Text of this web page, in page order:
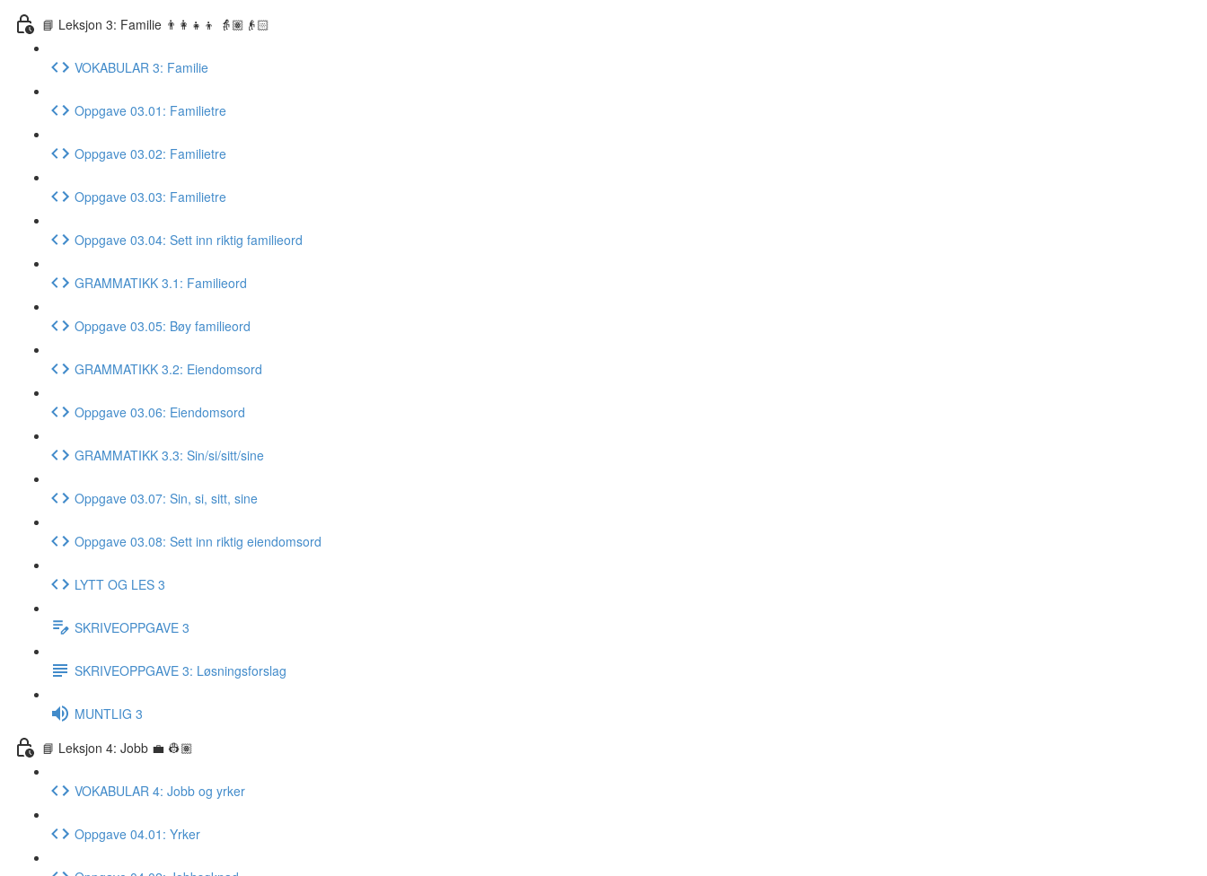
📘 Leksjon 3: Familie 👨‍👩‍👧‍👦 👵🏽👴🏻
VOKABULAR 3: Familie
Oppgave 03.01: Familietre
Oppgave 03.02: Familietre
Oppgave 03.03: Familietre
Oppgave 03.04: Sett inn riktig familieord
GRAMMATIKK 3.1: Familieord
Oppgave 03.05: Bøy familieord
GRAMMATIKK 3.2: Eiendomsord
Oppgave 03.06: Eiendomsord
GRAMMATIKK 3.3: Sin/si/sitt/sine
Oppgave 03.07: Sin, si, sitt, sine
Oppgave 03.08: Sett inn riktig eiendomsord
LYTT OG LES 3
SKRIVEOPPGAVE 3
SKRIVEOPPGAVE 3: Løsningsforslag
MUNTLIG 3
📘 Leksjon 4: Jobb 💼 👷🏽
VOKABULAR 4: Jobb og yrker
Oppgave 04.01: Yrker